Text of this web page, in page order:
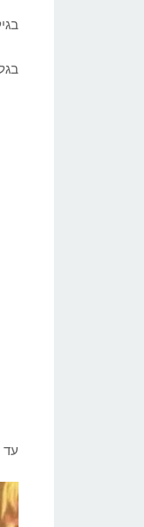
בגיל 18 היא התאהבה בבחור בתיכון וזמן קצר אחר כך נכנסה
עד